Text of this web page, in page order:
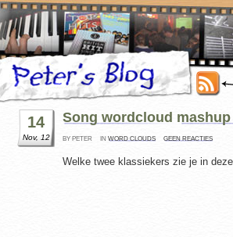
14
Nov, 12
Song wordcloud mashup
BY PETER IN WORD CLOUDS GEEN REACTIES
Welke twee klassiekers zie je in